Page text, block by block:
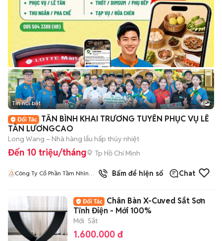
+2
Tin nổi bật 6
TÂN BÌNH KHAI TRƯƠNG TUYỂN PHỤC VỤ LỄ
TÂN LƯƠNGCAO
Long Wang – Nhà hàng lẩu hấp thủy nhiệt
Đến 10 triệu/tháng Tp Hồ Chí Minh
Công Ty Cổ Phần Tầm Nhìn
Bấm để hiện số Chat
Chân Bàn X-Cuved Sắt Sơn
Tĩnh Điện - Mới 100%
Mới Sắt
1.600.000 đ